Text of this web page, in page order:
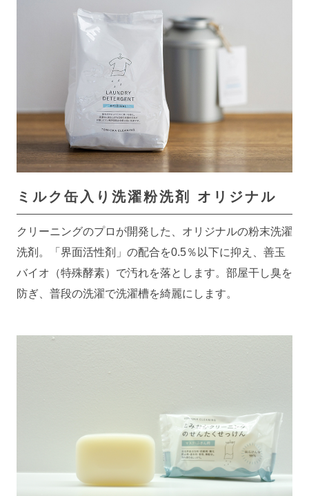
ミルク缶入り洗濯粉洗剤 オリジナル
クリーニングのプロが開発した、オリジナルの粉末洗濯
洗剤。「界面活性剤」の配合を0.5％以下に抑え、善玉
バイオ（特殊酵素）で汚れを落とします。部屋干し臭を
防ぎ、普段の洗濯で洗濯槽を綺麗にします。